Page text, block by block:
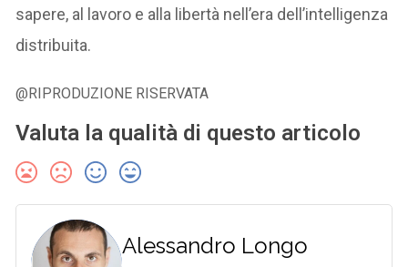
sapere, al lavoro e alla libertà nell’era dell’intelligenza
distribuita.
@RIPRODUZIONE RISERVATA
Valuta la qualità di questo articolo
Alessandro Longo